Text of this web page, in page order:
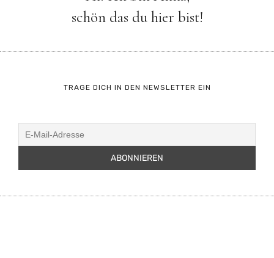
schön das du hier bist!
TRAGE DICH IN DEN NEWSLETTER EIN